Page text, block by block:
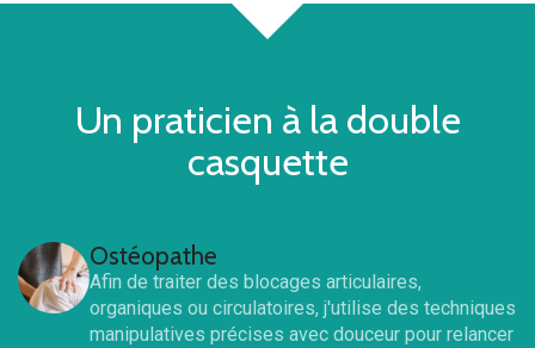
Un praticien à la double
casquette
Ostéopathe
Afin de traiter des blocages articulaires,
organiques ou circulatoires, j'utilise des techniques
manipulatives précises avec douceur pour relancer